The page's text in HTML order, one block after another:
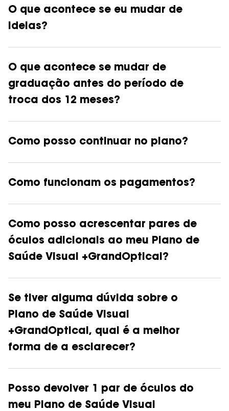
O que acontece se eu mudar de
ideias?
O que acontece se mudar de
graduação antes do período de
troca dos 12 meses?
Como posso continuar no plano?
Como funcionam os pagamentos?
Como posso acrescentar pares de
óculos adicionais ao meu Plano de
Saúde Visual +GrandOptical?
Se tiver alguma dúvida sobre o
Plano de Saúde Visual
+GrandOptical, qual é a melhor
forma de a esclarecer?
Posso devolver 1 par de óculos do
meu Plano de Saúde Visual